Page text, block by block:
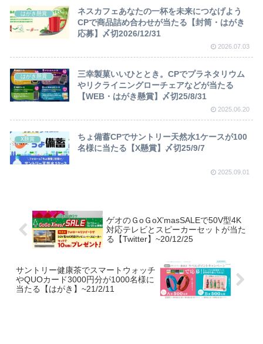
はがき懸賞
ネスカフェあなたの一杯を未来につなげよう
CPで商品詰め合わせが当たる【封筒・はがき
応募】〆切2026/12/31
2026.07.03
はがき懸賞
三幸製菓いいひととき。CPでプラネタリウム
やリクライニングローチェアなどが当たる
【WEB・はがき懸賞】〆切25/8/31
2025.06.20
X懸賞
ちょ備蓄CPでサントリー天然水1ケースが100
名様に当たる【X懸賞】〆切25/9/7
2025.09.01
ゲオのＧoＧoX’masSALEで50V型4K
対応テレビとスピーカーセットが当た
る【Twitter】~20/12/25
サントリー健康茶でスマートウォッチ
やQUOカード3000円分が1000名様に
当たる【はがき】~21/2/11